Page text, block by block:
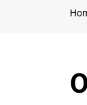
Je